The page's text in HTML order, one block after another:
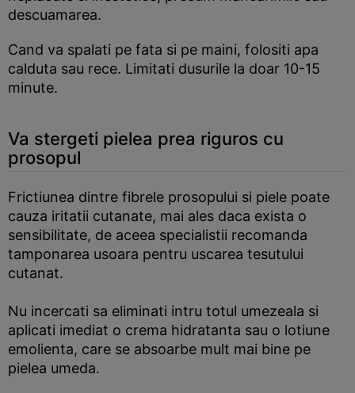
descuamarea.
Cand va spalati pe fata si pe maini, folositi apa
calduta sau rece. Limitati dusurile la doar 10-15
minute.
Va stergeti pielea prea riguros cu
prosopul
Frictiunea dintre fibrele prosopului si piele poate
cauza iritatii cutanate, mai ales daca exista o
sensibilitate, de aceea specialistii recomanda
tamponarea usoara pentru uscarea tesutului
cutanat.
Nu incercati sa eliminati intru totul umezeala si
aplicati imediat o crema hidratanta sau o lotiune
emolienta, care se absoarbe mult mai bine pe
pielea umeda.